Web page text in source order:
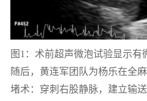
图1：术前超声微泡试验显示有
随后，黄连军团队为杨乐在全
堵术：穿刺右股静脉，建立输